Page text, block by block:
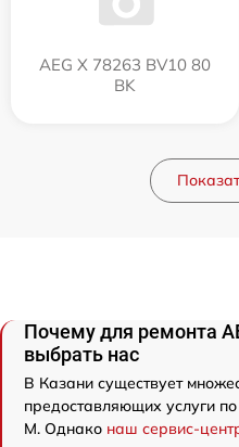
AEG X 78263 BV10 80
BK
Почему для ремонта
выбрать нас
В Казани существует
предоставляющих услуги
M. Однако наш сервис-